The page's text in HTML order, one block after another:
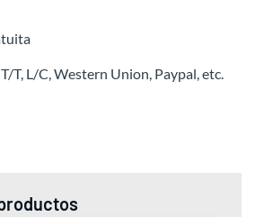
T, L/C, Western Union, Paypal, etc.